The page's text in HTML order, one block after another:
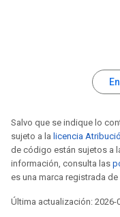
Salvo que se indique lo
sujeto a la licencia
de código están sujetos a
información, consulta las
es una marca registrada
Última actualización: 2026-